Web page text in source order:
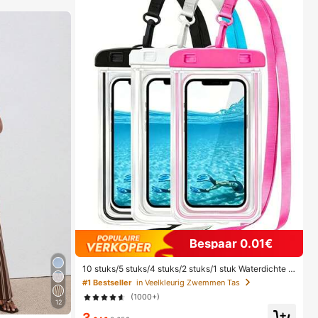
12
Bespaar 0.01€
10 stuks/5 stuks/4 stuks/2 stuks/1 stuk Waterdichte t
as, Waterdichte telefoonhoes voor onder water, Water
dichte telefoonhoes voor op het strand, Zomerse kam
peeruitrusting, Vakantiebenodigdheden, Onmisbaar
#1 Bestseller in Veelkleurig Zwemmen Tas
(1000+)